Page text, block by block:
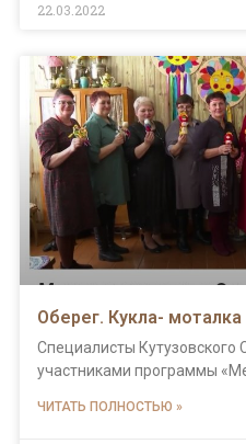
22.03.2022
Оберег. Кукла- моталка
Специалисты
участниками программы
ЧИТАТЬ ПОЛНОСТЬЮ »